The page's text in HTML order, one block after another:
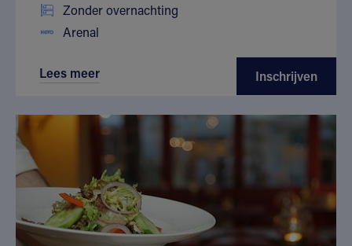
Zonder overnachting
Arenal
Lees meer Inschrijven